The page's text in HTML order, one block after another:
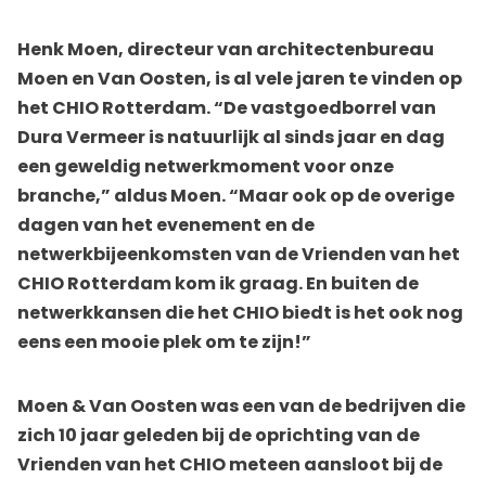
Henk Moen, directeur van architectenbureau
Moen en Van Oosten, is al vele jaren te vinden op
het CHIO Rotterdam. “De vastgoedborrel van
Dura Vermeer is natuurlijk al sinds jaar en dag
een geweldig netwerkmoment voor onze
branche,” aldus Moen. “Maar ook op de overige
dagen van het evenement en de
netwerkbijeenkomsten van de Vrienden van het
CHIO Rotterdam kom ik graag. En buiten de
netwerkkansen die het CHIO biedt is het ook nog
eens een mooie plek om te zijn!”
Moen & Van Oosten was een van de bedrijven die
zich 10 jaar geleden bij de oprichting van de
Vrienden van het CHIO meteen aansloot bij de